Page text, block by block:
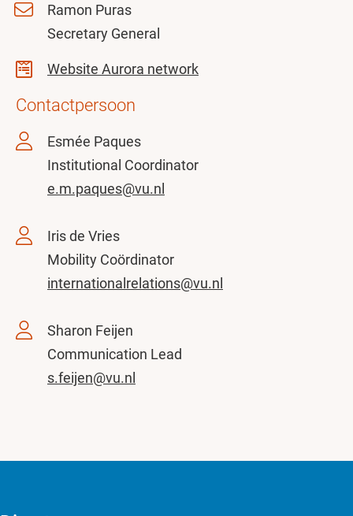
Ramon Puras
Secretary General
Website Aurora network
Contactpersoon
Esmée Paques
Institutional Coordinator
e.m.paques@vu.nl
Iris de Vries
Mobility Coördinator
internationalrelations@vu.nl
Sharon Feijen
Communication Lead
s.feijen@vu.nl